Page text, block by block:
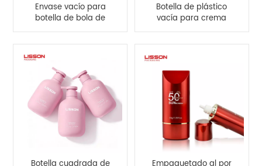
Envase vacío para
botella de bola de
rodillo para el cabello
Botella de plástico
vacía para crema
solar con tapa de